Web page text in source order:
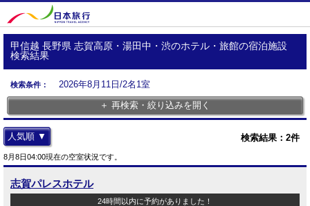
甲信越 長野県 志賀高原・湯田中・渋のホテル・旅館の宿泊施設
検索結果
検索条件：
2026年8月11日/2名1室
＋ 再検索・絞り込みを開く
検索結果： 2件
人気順 ▼
8月8日04:00現在の空室状況です。
志賀パレスホテル
24時間以内に予約がありました！